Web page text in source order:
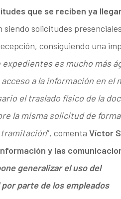
que se reciben ya
solicitudes
consiguiendo una
es mucho más
a la información en el
el traslado físico de la
la misma solicitud de
”, comenta Víctor
y las
generalizar el uso del
parte de los empleados